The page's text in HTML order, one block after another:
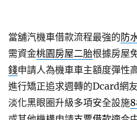
當舖汽機車借款流程最強的防
需資金桃園房屋二胎根據房屋
錢申請人為機車車主額度彈性
進行矯正追求週轉的Dcard網
淡化黑眼圈升級多項安全設施